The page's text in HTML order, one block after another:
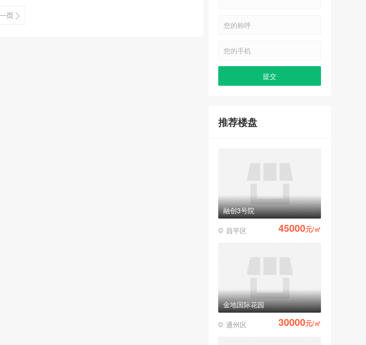
推荐楼盘
融创3号院
昌平区 45000元/㎡
金地国际花园
通州区 30000元/㎡